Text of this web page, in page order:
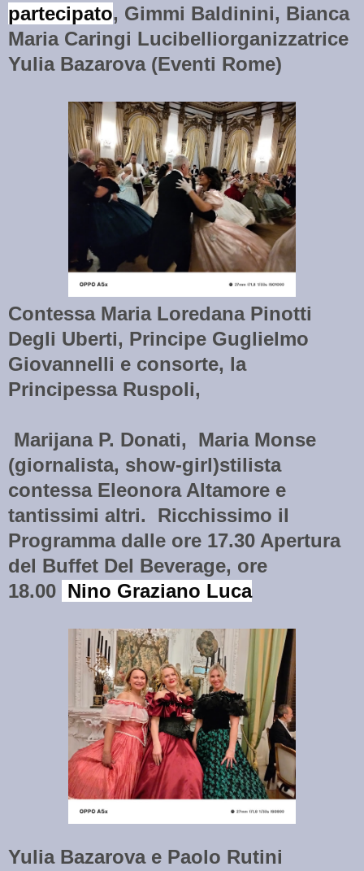
partecipato, Gimmi Baldinini, Bianca
Maria Caringi Lucibelliorganizzatrice
Yulia Bazarova (Eventi Rome)
Contessa Maria Loredana Pinotti
Degli Uberti, Principe Guglielmo
Giovannelli e consorte, la
Principessa Ruspoli,
Marijana P. Donati, Maria Monse
(giornalista, show-girl)stilista
contessa Eleonora Altamore e
tantissimi altri. Ricchissimo il
Programma dalle ore 17.30 Apertura
del Buffet Del Beverage, ore
18.00 Nino Graziano Luca
Yulia Bazarova e Paolo Rutini